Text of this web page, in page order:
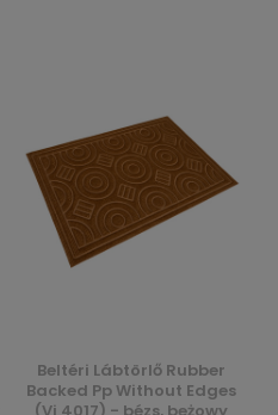
Beltéri Lábtörlő Rubber
Backed Pp Without Edges